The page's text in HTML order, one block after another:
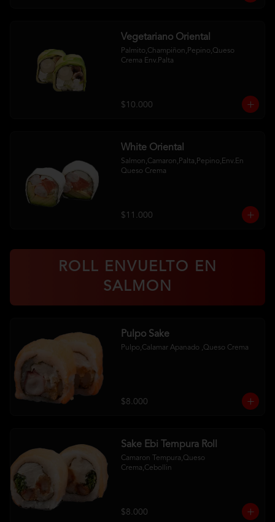
Vegetariano Oriental
Palmito,Champiñon,Pepino,Queso
Crema Env.Palta
$10.000
White Oriental
Salmon,Camaron,Palta,Pepino,Env.En
Queso Crema
$11.000
ROLL ENVUELTO EN
SALMON
Pulpo Sake
Pulpo,Calamar Apanado ,Queso Crema
$8.000
Sake Ebi Tempura Roll
Camaron Tempura,Queso
Crema,Cebollin
$8.000